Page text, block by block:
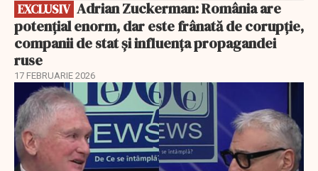
EXCLUSIV
potențial enorm, dar este frânată de corupție,
companii de stat și influența propagandei
ruse
17 FEBRUARIE 2026
EXCLUSIV